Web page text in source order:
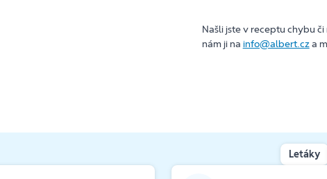
Našli jste v receptu chybu
nám ji na info@albert.cza
Letáky